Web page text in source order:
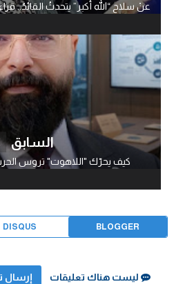
السابق
كيف يحرّك "اللاهوت" تروس
BLOGGER
DISQUS
ليست هناك تعليقات إرسال